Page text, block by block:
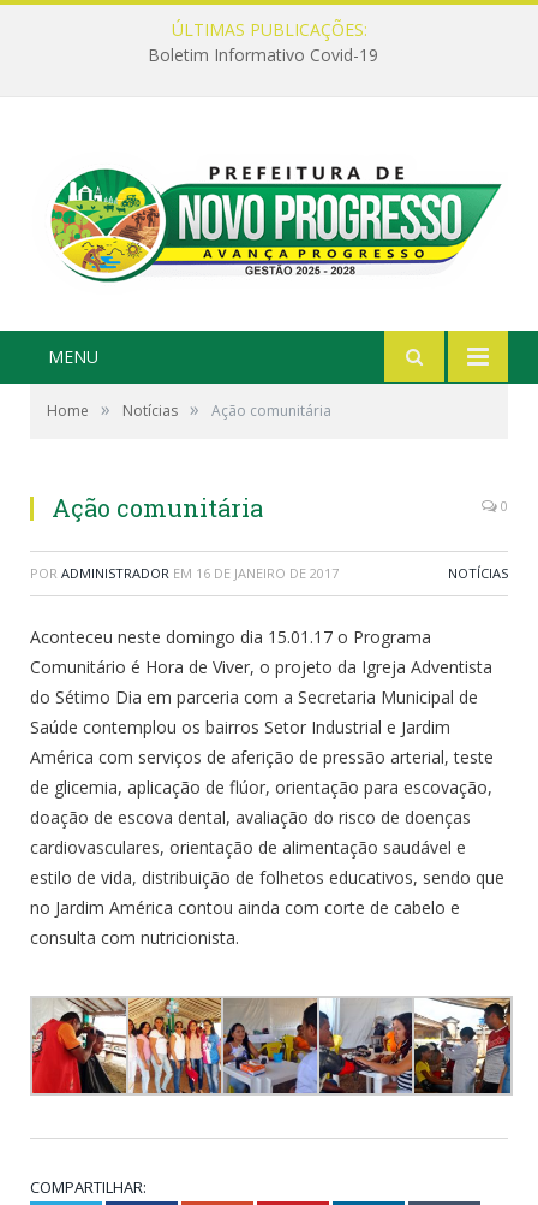
ÚLTIMAS PUBLICAÇÕES:
Boletim Informativo Covid-19
MENU
Home » Notícias » Ação comunitária
Ação comunitária 0
POR ADMINISTRADOR EM 16 DE JANEIRO DE 2017 NOTÍCIAS
Aconteceu neste domingo dia 15.01.17 o Programa
Comunitário é Hora de Viver, o projeto da Igreja Adventista
do Sétimo Dia em parceria com a Secretaria Municipal de
Saúde contemplou os bairros Setor Industrial e Jardim
América com serviços de aferição de pressão arterial, teste
de glicemia, aplicação de flúor, orientação para escovação,
doação de escova dental, avaliação do risco de doenças
cardiovasculares, orientação de alimentação saudável e
estilo de vida, distribuição de folhetos educativos, sendo que
no Jardim América contou ainda com corte de cabelo e
consulta com nutricionista.
COMPARTILHAR: